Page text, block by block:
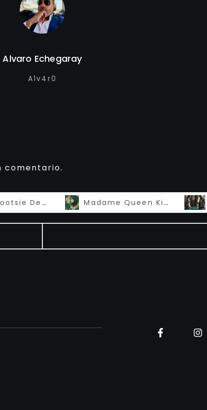
Alvaro Echegaray
A1v4r0
comentario.
The Tootsie Devil Madame Queen Kintsugi – 私の女王